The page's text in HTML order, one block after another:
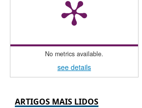
No metrics available.
see details
ARTIGOS MAIS LIDOS